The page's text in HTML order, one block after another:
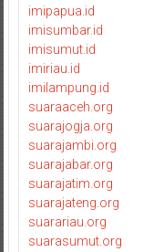
imipapua.id
imisumbar.id
imisumut.id
imiriau.id
imilampung.id
suaraaceh.org
suarajogja.org
suarajambi.org
suarajabar.org
suarajatim.org
suarajateng.org
suarariau.org
suarasumut.org